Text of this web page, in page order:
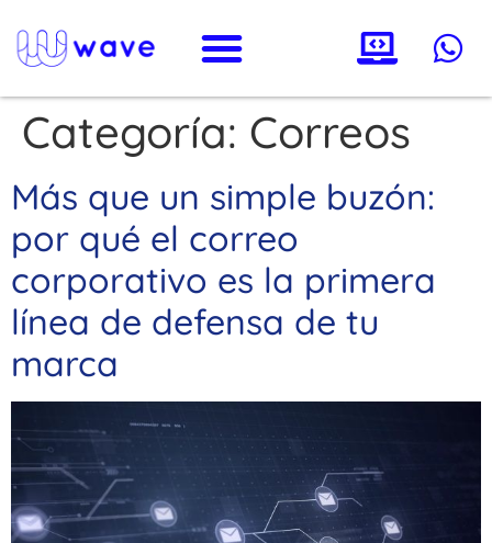
Categoría: Correos
Más que un simple buzón:
por qué el correo
corporativo es la primera
línea de defensa de tu
marca